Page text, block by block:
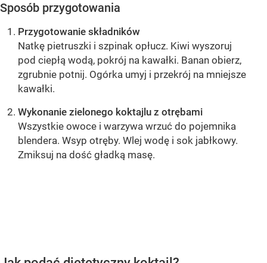
Sposób przygotowania
Przygotowanie składników
Natkę pietruszki i szpinak opłucz. Kiwi wyszoruj
pod ciepłą wodą, pokrój na kawałki. Banan obierz,
zgrubnie potnij. Ogórka umyj i przekrój na mniejsze
kawałki.
Wykonanie zielonego koktajlu z otrębami
Wszystkie owoce i warzywa wrzuć do pojemnika
blendera. Wsyp otręby. Wlej wodę i sok jabłkowy.
Zmiksuj na dość gładką masę.